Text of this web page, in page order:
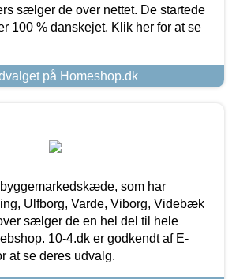
sælger de over nettet. De startede
100 % danskejet. Klik her for at se
på Homeshop.dk
som har
Ulfborg, Varde, Viborg, Videbæk
sælger de en hel del til hele
10-4.dk er godkendt af E-
at se deres udvalg.